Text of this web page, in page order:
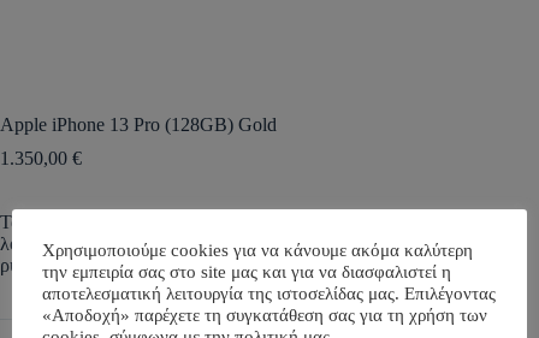
Apple iPhone 13 Pro (128GB) Gold
1.350,00 €
Ταχύτητα 5G. Επεξεργαστής A15 Bionic. Εξελιγμένο νέο
λογισμικό για επεξεργασία φωτογραφίας. Αυτόματα
ρυθμιζόμενος ρυθμός ανανέωσης 120Hz
Χρησιμοποιούμε cookies για να κάνουμε ακόμα καλύτερη
την εμπειρία σας στο site μας και για να διασφαλιστεί η
αποτελεσματική λειτουργία της ιστοσελίδας μας. Επιλέγοντας
«Αποδοχή» παρέχετε τη συγκατάθεση σας για τη χρήση των